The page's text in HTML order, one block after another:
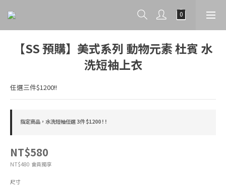
【SS 預購】美式系列 動物元素 杜賓 水
洗短袖上衣
任選三件$1200!!
指定商品，水洗短袖任選 3件 $1200 ! !
NT$580
NT$480 會員獨享
尺寸